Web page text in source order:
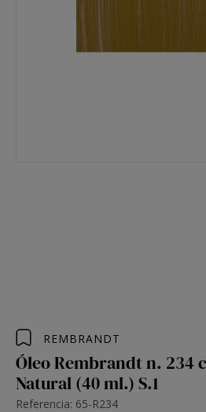
REMBRANDT
Óleo Rembrandt n. 234
Natural (40 ml.) S.1
Referencia: 65-R234